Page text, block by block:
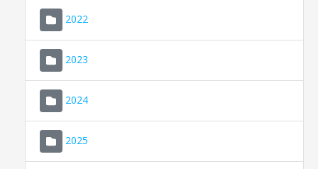
2022
2023
2024
2025